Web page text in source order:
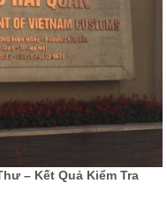
– Kết Quả Kiểm Tra